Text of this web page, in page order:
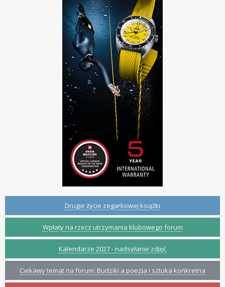
Drugie życie zegarkowej książki
Wpłaty na rzecz utrzymania klubowego forum
Kalendarze 2027 - nadsyłanie zdjęć
Ciekawy temat na forum: Budziki a poezja i sztuka konkretna